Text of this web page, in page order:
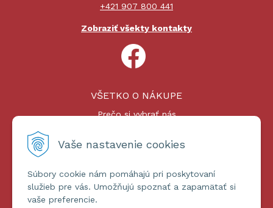
Vaše nastavenie cookies
Súbory cookie nám pomáhajú pri poskytovaní
služieb pre vás. Umožňujú spoznať a zapamätať si
vaše preferencie.
+421 907 800 441
Zobraziť všekty kontakty
VŠETKO O NÁKUPE
Prečo si vybrať nás
Platby a doprava
ĎALŠIE INFORMÁCIE